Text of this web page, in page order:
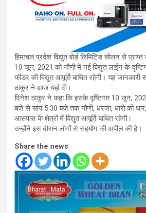
हिमाचल प्रदेश विद्युत बोर्ड लिमिटिड सोलन से
10 जून, 2021 को नौणी में नई विद्युत लाईन के
फीडर की विद्युत आपूर्ति बाधित रहेगी। यह
ठाकुर ने आज यहां दी।
दिनेश ठाकुर ने कहा कि इसके दृष्टिगत 10 जून,
बजे से सांय 5.30 बजे तक नौणी, धरजा, धारों की
आसपास के क्षेत्रों में विद्युत आपूर्ति बाधित रहेगी।
उन्होंने इस दौरान लोगों से सहयोग की अपील की है।
Share the news